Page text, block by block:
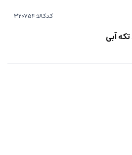
کدکالا: